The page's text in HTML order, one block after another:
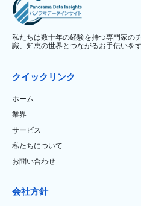
私たちは数十年の経験を持つ専門家の
識、知恵の世界とつながるお手伝いを
クイックリンク
ホーム
業界
サービス
私たちについて
お問い合わせ
会社方針